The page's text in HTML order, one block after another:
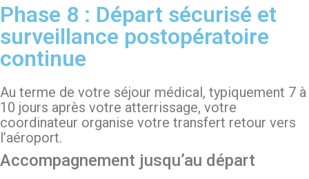
Phase 8 : Départ sécurisé et
surveillance postopératoire
continue
Au terme de votre séjour médical, typiquement 7 à
10 jours après votre atterrissage, votre
coordinateur organise votre transfert retour vers
l’aéroport.
Accompagnement jusqu’au départ